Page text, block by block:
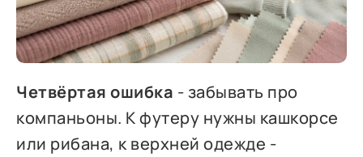
Четвёртая ошибка - забывать про
компаньоны. К футеру нужны кашкорсе
или рибана, к верхней одежде -